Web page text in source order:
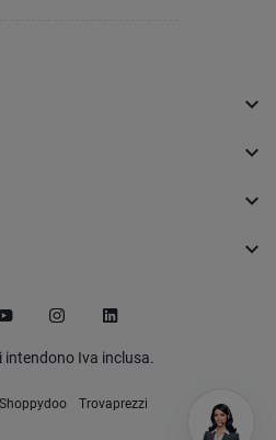




intendono Iva inclusa.
Shoppydoo Trovaprezzi